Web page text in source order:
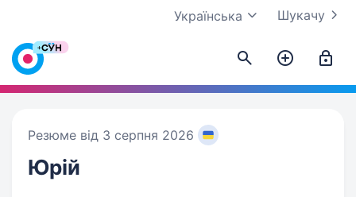
Шукачу
Українська
Резюме від 3 серпня 2026
Юрій